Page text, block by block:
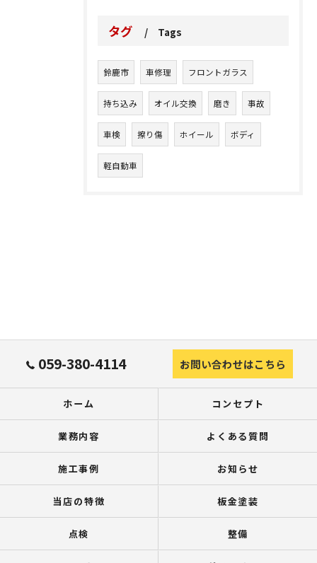
タグ Tags
鈴鹿市 車修理 フロントガラス
持ち込み オイル交換 磨き 事故
車検 擦り傷 ホイール ボディ
軽自動車
059-380-4114 お問い合わせはこちら
ホーム コンセプト
業務内容 よくある質問
施工事例 お知らせ
当店の特徴 板金塗装
点検 整備